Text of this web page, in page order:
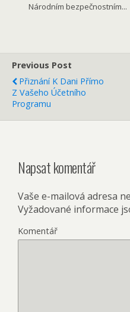
Národním bezpečnostním...
Previous Post
Přiznání K Dani Přímo
Z Vašeho Účetního
Programu
Napsat komentář
Vaše e-mailová adresa
Vyžadované informace
Komentář